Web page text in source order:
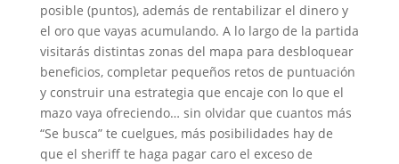
posible (puntos), además de rentabilizar el dinero y
el oro que vayas acumulando. A lo largo de la partida
visitarás distintas zonas del mapa para desbloquear
beneficios, completar pequeños retos de puntuación
y construir una estrategia que encaje con lo que el
mazo vaya ofreciendo… sin olvidar que cuantos más
“Se busca” te cuelgues, más posibilidades hay de
que el sheriff te haga pagar caro el exceso de